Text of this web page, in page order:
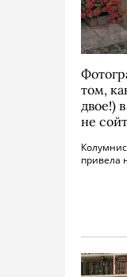
том,
двое!)
не
привела